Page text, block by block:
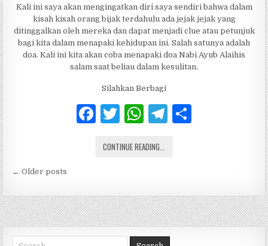
Kali ini saya akan mengingatkan diri saya sendiri bahwa dalam
kisah kisah orang bijak terdahulu ada jejak jejak yang
ditinggalkan oleh mereka dan dapat menjadi clue atau petunjuk
bagi kita dalam menapaki kehidupan ini. Salah satunya adalah
doa. Kali ini kita akan coba menapaki doa Nabi Ayub Alaihis
salam saat beliau dalam kesulitan.
Silahkan Berbagi
F
a
c
b
o
o
T
w
it
r
W
h
at
A
p
p
T
el
e
ra
m
CONTINUE READING... DOA NABI AYUB A.S SAAT DALAM
Posts navigation
← Older posts
Search for: